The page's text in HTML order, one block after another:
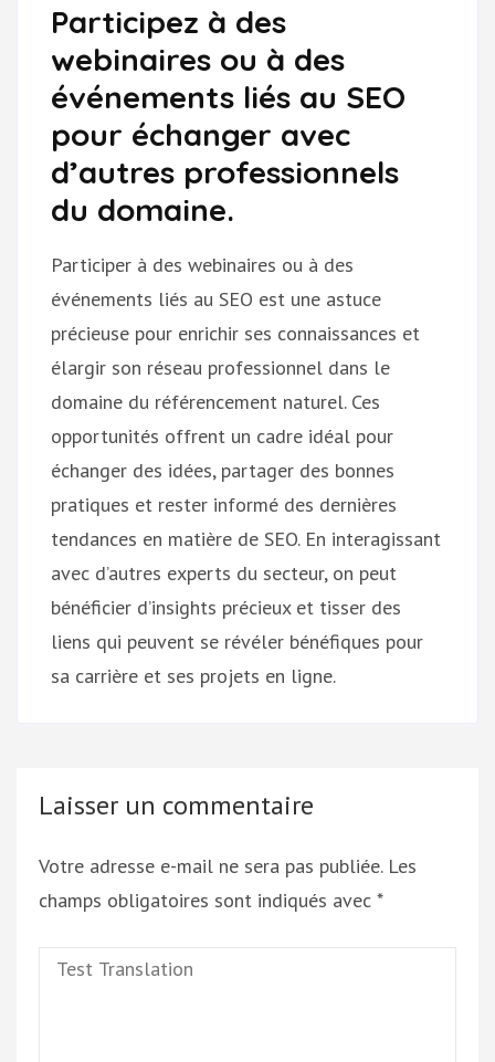
Participez à des
webinaires ou à des
événements liés au SEO
pour échanger avec
d’autres professionnels
du domaine.
Participer à des webinaires ou à des
événements liés au SEO est une astuce
précieuse pour enrichir ses connaissances et
élargir son réseau professionnel dans le
domaine du référencement naturel. Ces
opportunités offrent un cadre idéal pour
échanger des idées, partager des bonnes
pratiques et rester informé des dernières
tendances en matière de SEO. En interagissant
avec d’autres experts du secteur, on peut
bénéficier d’insights précieux et tisser des
liens qui peuvent se révéler bénéfiques pour
sa carrière et ses projets en ligne.
Laisser un commentaire
Votre adresse e-mail ne sera pas publiée. Les
champs obligatoires sont indiqués avec *
Test